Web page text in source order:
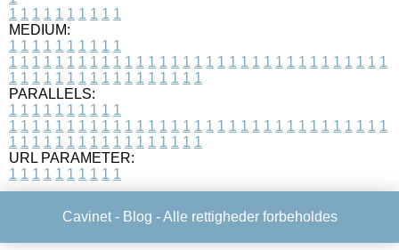
1 1 1 1 1 1 1 1 1 1
MEDIUM:
1 1 1 1 1 1 1 1 1 1
1 1 1 1 1 1 1 1 1 1 1 1 1 1 1 1 1 1 1 1 1 1 1 1 1 1 1 1 1 1 1 1 1
1 1 1 1 1 1 1 1 1 1 1 1 1 1 1 1 1
PARALLELS:
1 1 1 1 1 1 1 1 1 1
1 1 1 1 1 1 1 1 1 1 1 1 1 1 1 1 1 1 1 1 1 1 1 1 1 1 1 1 1 1 1 1 1
1 1 1 1 1 1 1 1 1 1 1 1 1 1 1 1 1
URL PARAMETER:
1 1 1 1 1 1 1 1 1 1
Cavinet - Blog - Alle rettigheder forbeholdes